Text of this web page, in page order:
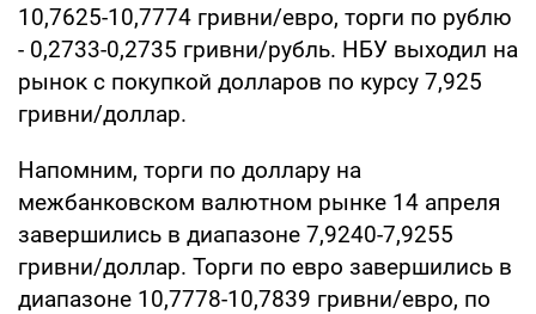
10,7625-10,7774 гривни/евро, торги по рублю
- 0,2733-0,2735 гривни/рубль. НБУ выходил на
рынок с покупкой долларов по курсу 7,925
гривни/доллар.
Напомним, торги по доллару на
межбанковском валютном рынке 14 апреля
завершились в диапазоне 7,9240-7,9255
гривни/доллар. Торги по евро завершились в
диапазоне 10,7778-10,7839 гривни/евро, по